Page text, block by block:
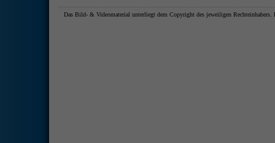
Das Bild- & Videomaterial unterliegt dem Copyright des jeweiligen